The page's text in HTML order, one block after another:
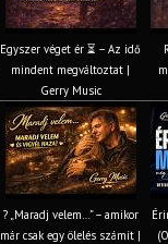
Egyszer véget ér ⏳ – Az idő
mindent megváltoztat |
Gerry Music
? „Maradj velem…” – amikor
már csak egy ölelés számít |